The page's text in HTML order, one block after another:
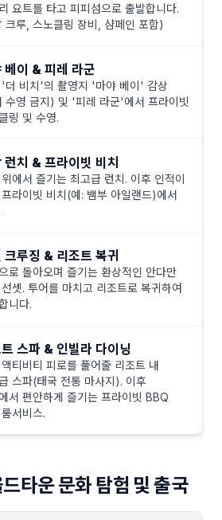
요트를 타고 피피섬으로 출발합니다.
크루, 스노클링 장비, 샴페인 포함)
베이 & 피레 라군
'더 비치'의 촬영지 '마야 베이' 감상
수영 금지) 및 '피레 라군'에서 프라이빗
링 및 수영.
런치 & 프라이빗 비치
에서 즐기는 최고급 런치. 이후 인적이
라이빗 비치(예: 뱀부 아일랜드)에서
크루징 & 리조트 복귀
로 돌아오며 즐기는 환상적인 안다만
셋. 투어를 마치고 리조트로 복귀하여
니다.
스파 & 인빌라 다이닝
티비티 피로를 풀어줄 리조트 내
스파(태국 전통 마사지). 이후
서 편안하게 즐기는 프라이빗 BBQ
서비스.
타운 문화 탐험 및 출국